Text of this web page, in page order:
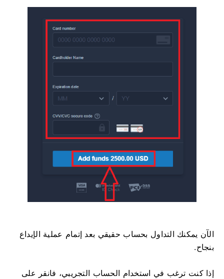
الآن يمكنك التداول بحساب حقيقي بعد إتمام عملية الإيداع
بنجاح.
إذا كنت ترغب في استخدام الحساب التجريبي، فانقر على